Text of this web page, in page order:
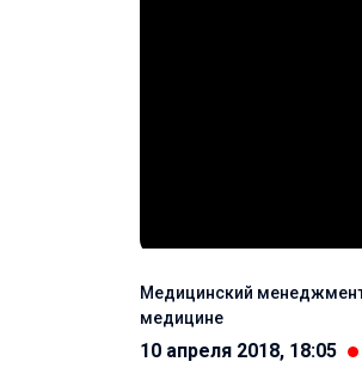
Медицинский
медицине
10 апреля 2018, 18:05